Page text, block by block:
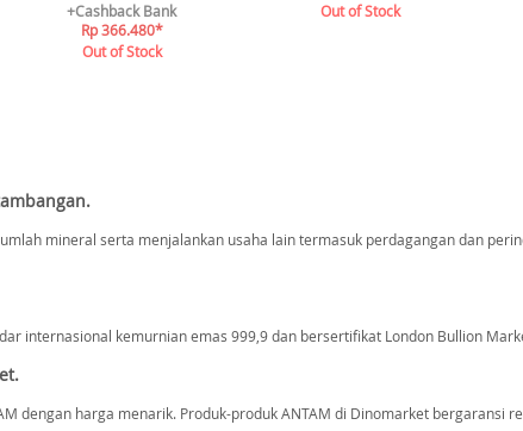
+Cashback Bank
Rp 366.480*
Out of Stock
Out of Stock
mineral serta menjalankan usaha lain termasuk perdagangan dan
internasional kemurnian emas 999,9 dan bersertifikat London Bullion
dengan harga menarik. Produk-produk ANTAM di Dinomarket bergaransi